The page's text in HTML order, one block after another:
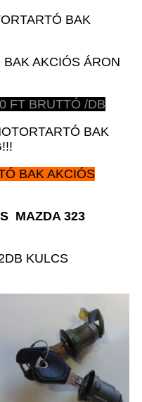
BAK
AKCIÓS ÁRON
FT BRUTTÓ /DB
BAK
BAK AKCIÓS
MAZDA 323
KULCS